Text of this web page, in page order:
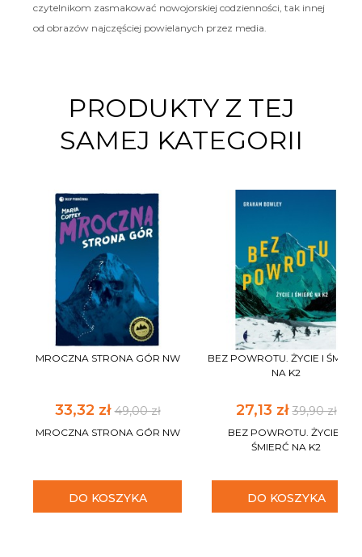
czytelnikom zasmakować nowojorskiej codzienności, tak innej
od obrazów najczęściej powielanych przez media.
PRODUKTY Z TEJ
SAMEJ KATEGORII
MROCZNA STRONA GÓR NW
33,32 zł49,00 zł
MROCZNA STRONA GÓR NW
DO KOSZYKA
BEZ POWROTU. ŻYCIE I
NA K2
27,13 zł39,90 zł
BEZ POWROTU. ŻYCIE I
ŚMIERĆ NA K2
DO KOSZYKA